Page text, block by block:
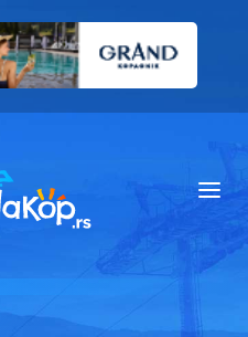
Ugostiteljstvo
Kop Info